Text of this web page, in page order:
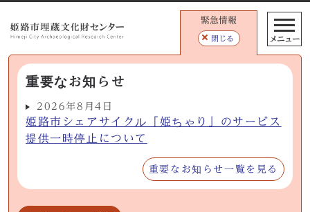
緊急情報
閉じる
重要なお知らせ
2026年8月4日
姫路市シェアサイクル「姫ちゃり」のサービス
提供一時停止について
重要なお知らせ一覧を見る
メニュー